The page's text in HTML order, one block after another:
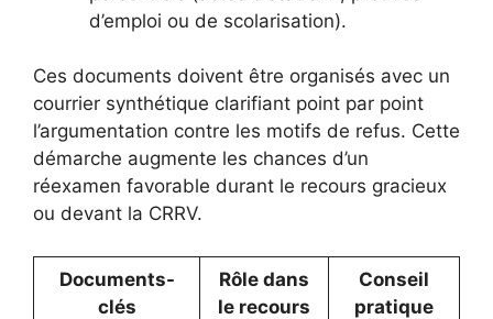
d’emploi ou de scolarisation).
Ces documents doivent être organisés avec un
courrier synthétique clarifiant point par point
l’argumentation contre les motifs de refus. Cette
démarche augmente les chances d’un
réexamen favorable durant le recours gracieux
ou devant la CRRV.
Documents-
clés
Rôle dans
le recours
Conseil
pratique